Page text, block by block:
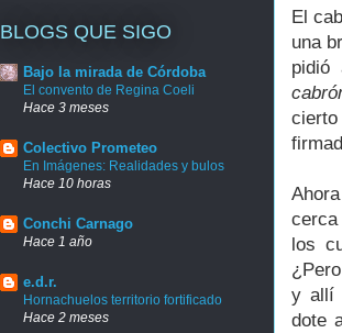
El
una
pidió
cerca
los
y allí
dote
BLOGS QUE SIGO
Bajo la mirada de Córdoba
El convento de Regina Coeli
Hace 3 meses
Colectivo Prometeo
En Imágenes: Realidades y bulos
Hace 10 horas
Conchi Carnago
Hace 1 año
e.d.r.
Hornachuelos territorio fortificado
Hace 2 meses